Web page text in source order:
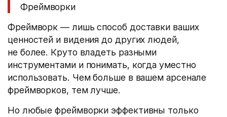
Фреймворки
Фреймворк — лишь способ доставки ваших
ценностей и видения до других людей,
не более. Круто владеть разными
инструментами и понимать, когда уместно
использовать. Чем больше в вашем арсенале
фреймворков, тем лучше.
Но любые фреймворки эффективны только